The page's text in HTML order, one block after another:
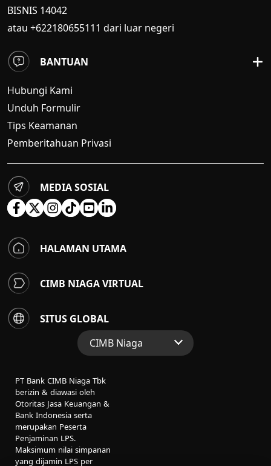
BISNIS 14042
atau +622180655111 dari luar negeri
BANTUAN
Hubungi Kami
Unduh Formulir
Tips Keamanan
Pemberitahuan Privasi
MEDIA SOSIAL
HALAMAN UTAMA
CIMB NIAGA VIRTUAL
SITUS GLOBAL
CIMB Niaga
Perbankan Konsumen
Perbankan Syariah
PT Bank CIMB Niaga Tbk
berizin & diawasi oleh
Otoritas Jasa Keuangan &
Bank Indonesia serta
merupakan Peserta
Penjaminan LPS.
Maksimum nilai simpanan
yang dijamin LPS per